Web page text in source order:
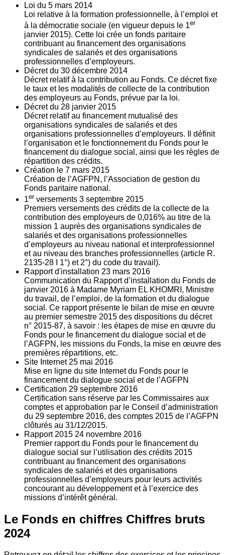
Loi du 5 mars 2014
Loi relative à la formation professionnelle, à l’emploi et
à la démocratie sociale (en vigueur depuis le 1er
janvier 2015). Cette loi crée un fonds paritaire
contribuant au financement des organisations
syndicales de salariés et des organisations
professionnelles d’employeurs.
Décret du 30 décembre 2014
Décret relatif à la contribution au Fonds. Ce décret fixe
le taux et les modalités de collecte de la contribution
des employeurs au Fonds, prévue par la loi.
Décret du 28 janvier 2015
Décret relatif au financement mutualisé des
organisations syndicales de salariés et des
organisations professionnelles d’employeurs. Il définit
l’organisation et le fonctionnement du Fonds pour le
financement du dialogue social, ainsi que les règles de
répartition des crédits.
Création le 7 mars 2015
Création de l’AGFPN, l’Association de gestion du
Fonds paritaire national.
1er versements 3 septembre 2015
Premiers versements des crédits de la collecte de la
contribution des employeurs de 0,016% au titre de la
mission 1 auprès des organisations syndicales de
salariés et des organisations professionnelles
d’employeurs au niveau national et interprofessionnel
et au niveau des branches professionnelles (article R.
2135‐28 I 1°) et 2°) du code du travail).
Rapport d'installation 23 mars 2016
Communication du Rapport d’installation du Fonds de
janvier 2016 à Madame Myriam EL KHOMRI, Ministre
du travail, de l’emploi, de la formation et du dialogue
social. Ce rapport présente le bilan de mise en œuvre
au premier semestre 2015 des dispositions du décret
n° 2015-87, à savoir : les étapes de mise en œuvre du
Fonds pour le financement du dialogue social et de
l’AGFPN, les missions du Fonds, la mise en œuvre des
premières répartitions, etc.
Site Internet 25 mai 2016
Mise en ligne du site Internet du Fonds pour le
financement du dialogue social et de l’AGFPN
Certification 29 septembre 2016
Certification sans réserve par les Commissaires aux
comptes et approbation par le Conseil d’administration
du 29 septembre 2016, des comptes 2015 de l’AGFPN
clôturés au 31/12/2015.
Rapport 2015 24 novembre 2016
Premier rapport du Fonds pour le financement du
dialogue social sur l’utilisation des crédits 2015
contribuant au financement des organisations
syndicales de salariés et des organisations
professionnelles d’employeurs pour leurs activités
concourant au développement et à l’exercice des
missions d’intérêt général.
Le Fonds en chiffres Chiffres bruts
2024